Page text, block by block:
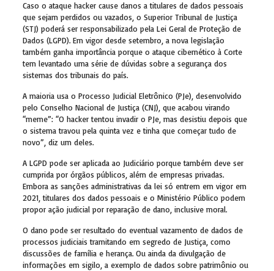
Caso o ataque hacker cause danos a titulares de dados pessoais
que sejam perdidos ou vazados, o Superior Tribunal de Justiça
(STJ) poderá ser responsabilizado pela Lei Geral de Proteção de
Dados (LGPD). Em vigor desde setembro, a nova legislação
também ganha importância porque o ataque cibernético à Corte
tem levantado uma série de dúvidas sobre a segurança dos
sistemas dos tribunais do país.
A maioria usa o Processo Judicial Eletrônico (PJe), desenvolvido
pelo Conselho Nacional de Justiça (CNJ), que acabou virando
“meme”: “O hacker tentou invadir o PJe, mas desistiu depois que
o sistema travou pela quinta vez e tinha que começar tudo de
novo”, diz um deles.
A LGPD pode ser aplicada ao Judiciário porque também deve ser
cumprida por órgãos públicos, além de empresas privadas.
Embora as sanções administrativas da lei só entrem em vigor em
2021, titulares dos dados pessoais e o Ministério Público podem
propor ação judicial por reparação de dano, inclusive moral.
O dano pode ser resultado do eventual vazamento de dados de
processos judiciais tramitando em segredo de Justiça, como
discussões de família e herança. Ou ainda da divulgação de
informações em sigilo, a exemplo de dados sobre patrimônio ou